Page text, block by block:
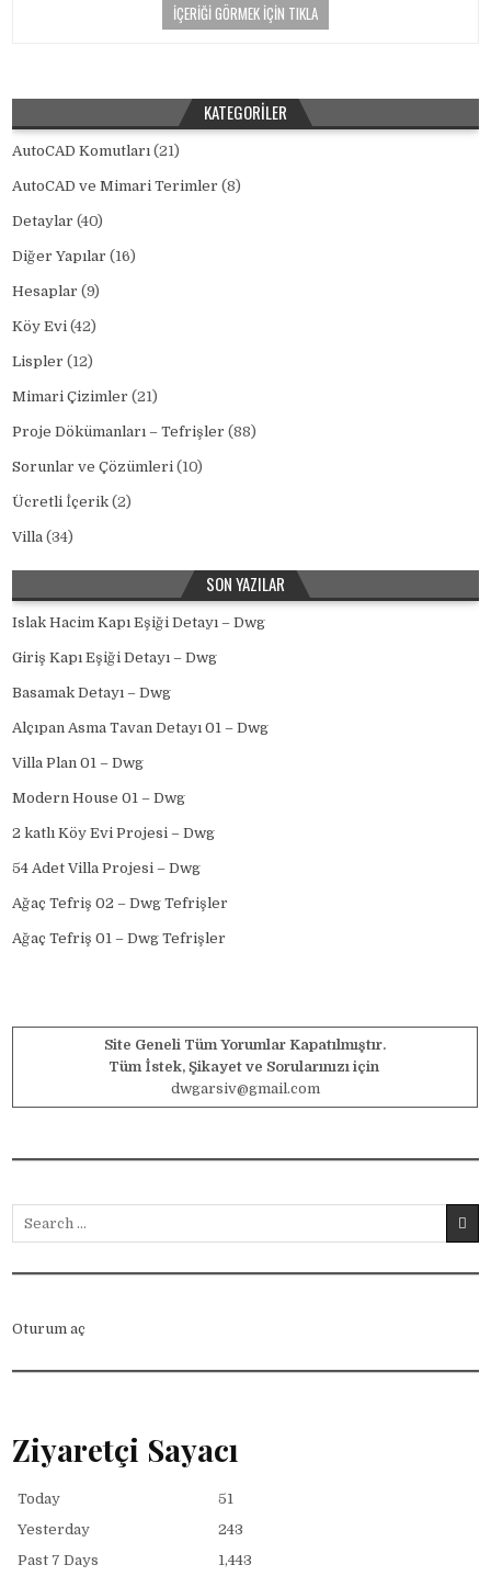
İÇERIĞI GÖRMEK İÇIN TIKLA
KATEGORILER
AutoCAD Komutları (21)
AutoCAD ve Mimari Terimler (8)
Detaylar (40)
Diğer Yapılar (16)
Hesaplar (9)
Köy Evi (42)
Lispler (12)
Mimari Çizimler (21)
Proje Dökümanları – Tefrişler (88)
Sorunlar ve Çözümleri (10)
Ücretli İçerik (2)
Villa (34)
SON YAZILAR
Islak Hacim Kapı Eşiği Detayı – Dwg
Giriş Kapı Eşiği Detayı – Dwg
Basamak Detayı – Dwg
Alçıpan Asma Tavan Detayı 01 – Dwg
Villa Plan 01 – Dwg
Modern House 01 – Dwg
2 katlı Köy Evi Projesi – Dwg
54 Adet Villa Projesi – Dwg
Ağaç Tefriş 02 – Dwg Tefrişler
Ağaç Tefriş 01 – Dwg Tefrişler
Site Geneli Tüm Yorumlar Kapatılmıştır.
Tüm İstek, Şikayet ve Sorularınızı için
dwgarsiv@gmail.com
Search for:
Oturum aç
Ziyaretçi Sayacı
Today
51
Yesterday
243
Past 7 Days
1,443